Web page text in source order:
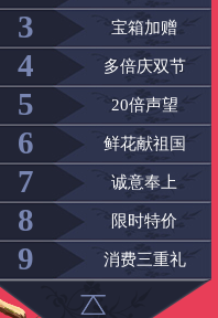
3 宝箱加赠
4 多倍庆双节
5 20倍声望
6 鲜花献祖国
7 诚意奉上
8 限时特价
9 消费三重礼